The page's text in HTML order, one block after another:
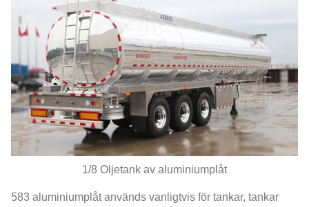
1/8 Oljetank av aluminiumplåt
583 aluminiumplåt används vanligtvis för tankar, tankar